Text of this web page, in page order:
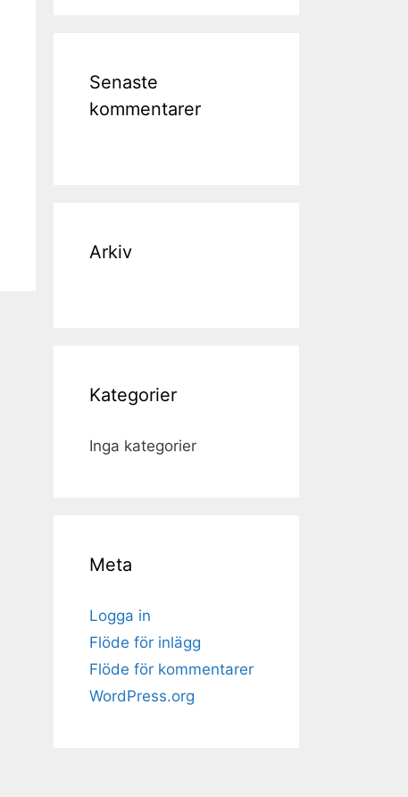
Senaste
kommentarer
Arkiv
Kategorier
Inga kategorier
Meta
Logga in
Flöde för inlägg
Flöde för kommentarer
WordPress.org